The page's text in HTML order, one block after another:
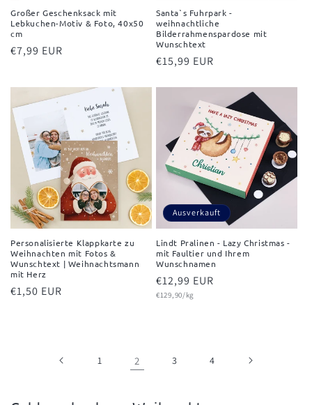
Großer Geschenksack mit
Lebkuchen-Motiv & Foto, 40x50
cm
Normaler
€7,99 EUR
Santa`s Fuhrpark -
weihnachtliche
Bilderrahmenspardose mit
Wunschtext
Normaler
€15,99 EUR
Personalisierte Klappkarte zu
Weihnachten mit Fotos &
Wunschtext | Weihnachtsmann
mit Herz
Normaler
€1,50 EUR
Ausverkauft
Lindt Pralinen - Lazy Christmas -
mit Faultier und Ihrem
Wunschnamen
Normaler
Preis
€12,99 EUR
Grundpreis
€129,90/kg
1 2 3 4